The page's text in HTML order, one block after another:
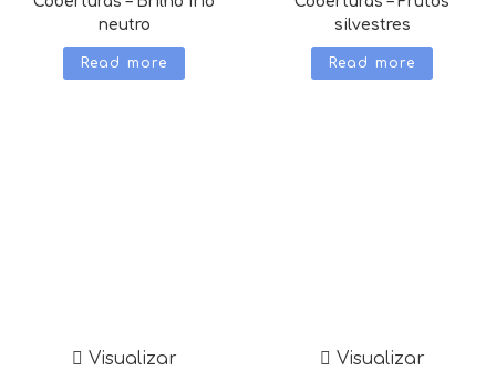
neutro
Read more
silvestres
Read more
Visualizar Visualizar